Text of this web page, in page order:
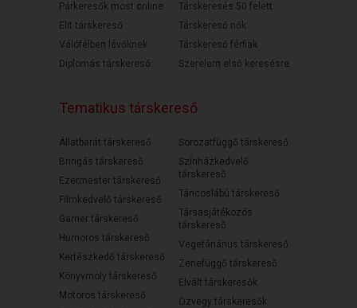
Párkeresők most online
Elit társkereső
Válófélben lévőknek
Diplomás társkereső
Társkeresés 50 felett
Társkereső nők
Társkereső férfiak
Szerelem első keresésre
Tematikus társkereső
Állatbarát társkereső
Bringás társkereső
Ezermester társkereső
Filmkedvelő társkereső
Gamer társkereső
Humoros társkereső
Kertészkedő társkereső
Könyvmoly társkereső
Motoros társkereső
Sorozatfüggő társkereső
Színházkedvelő
társkereső
Táncoslábú társkereső
Társasjátékozós
társkereső
Vegetáriánus társkereső
Zenefüggő társkereső
Elvált társkeresők
Özvegy társkeresők